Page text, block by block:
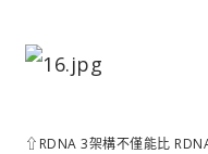
⇧RDNA 3架構不僅能比